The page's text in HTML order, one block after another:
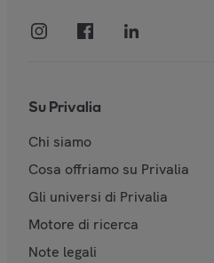
Su Privalia
Chi siamo
Cosa offriamo su Privalia
Gli universi di Privalia
Motore di ricerca
Note legali